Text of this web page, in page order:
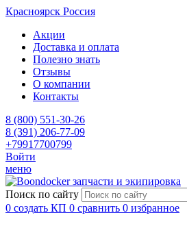
Красноярск Россия
Акции
Доставка и оплата
Полезно знать
Отзывы
О компании
Контакты
8 (800) 551-30-26
8 (391) 206-77-09
+79917700799
Войти
меню
запчасти и экипировка
Поиск по сайту
0 создать КП 0 сравнить 0 избранное